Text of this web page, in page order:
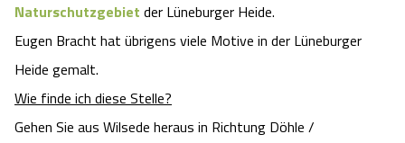
Kontakt
Landschaftsführungen
Adventure District Bispingen
Ausflugsziele
Naturschutzgebiet der Lüneburger Heide.
Eugen Bracht hat übrigens viele Motive in der Lüneburger
Heide gemalt.
Wie finde ich diese Stelle?
Gehen Sie aus Wilsede heraus in Richtung Döhle /